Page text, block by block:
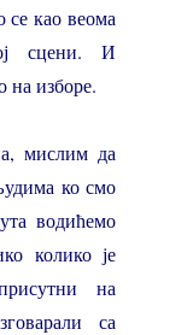
се као веома
сцени. И
на изборе.
мислим да
ко смо
водићемо
колико је
на
са